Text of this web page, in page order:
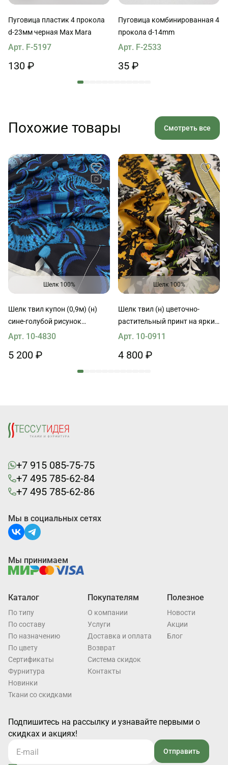
Пуговица пластик 4 прокола
d-23мм черная Max Mara
Арт. F-5197
130 ₽
Пуговица комбинированная 4
прокола d-14mm
Арт. F-2533
35 ₽
Похожие товары Смотреть все
Шелк 100%
Шелк твил купон (0,9м) (н)
сине-голубой рисунок
калейдоскоп
Арт. 10-4830
5 200 ₽
Шелк 100%
Шелк твил (н) цветочно-
растительный принт на ярких
полосках в стиле Oscar de la
Арт. 10-0911
4 800 ₽
+7 915 085-75-75
+7 495 785-62-84
+7 495 785-62-86
Каталог
По типу
По составу
По назначению
По цвету
Cертификаты
Фурнитура
Новинки
Ткани со скидками
Покупателям
О компании
Услуги
Доставка и оплата
Возврат
Система скидок
Контакты
Полезное
Новости
Акции
Блог
Подпишитесь на рассылку и узнавайте первыми о
скидках и акциях!
Отправить
Мы в социальных сетях
Мы принимаем